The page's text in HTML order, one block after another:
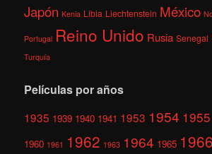
Japón Kenia Libia Liechtenstein México
Portugal Reino Unido Rusia Senegal
Turquía
Películas por años
1935 1939 1940 1941 1953 1954 1955
1960 1961 1962 1963 1964 1965 1966